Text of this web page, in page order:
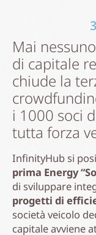
Mai
di capitale
chiude la
i 1000 soci
tutta forza
InfinityHub si
prima Energy
di sviluppare
progetti di
società veicolo
capitale avviene